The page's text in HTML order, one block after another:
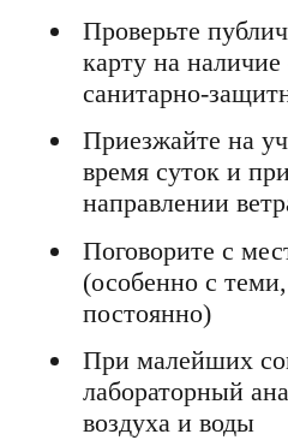
Проверьте
карту на
санитарно-
Приезжайте на
время суток и
направлении
Поговорите с
(особенно с
постоянно)
При малейших
лабораторный
воздуха и воды